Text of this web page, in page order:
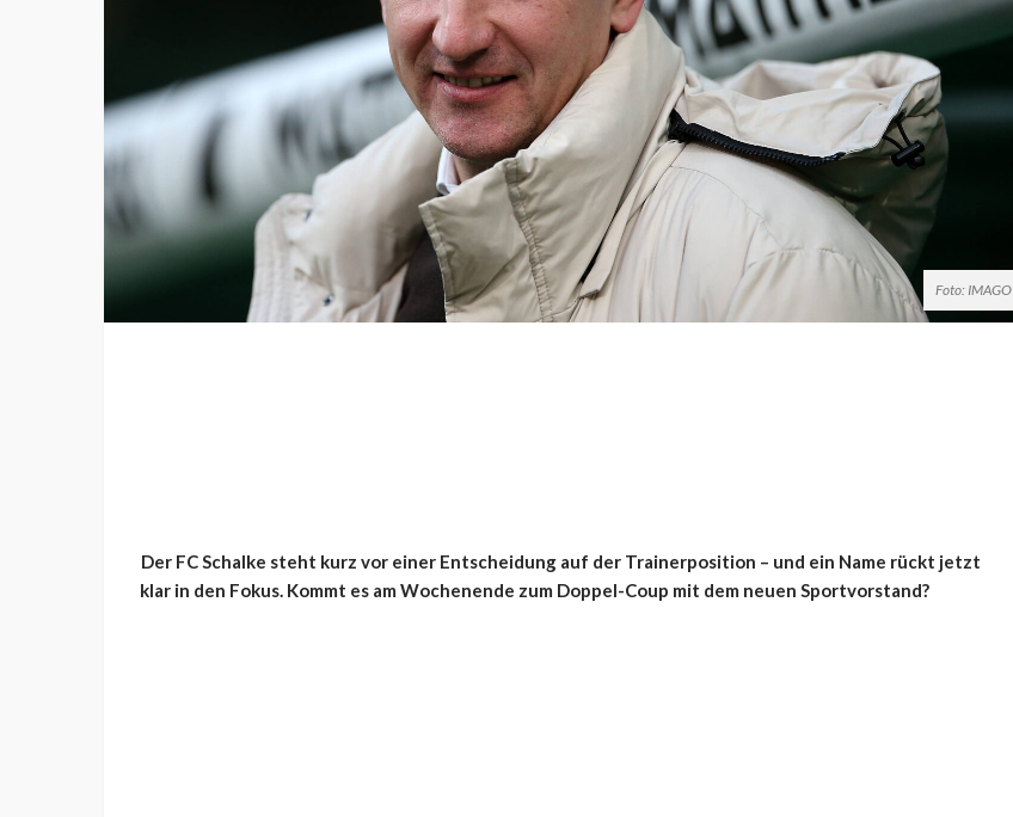
Foto: IMAGO
Der FC Schalke steht kurz vor einer Entscheidung auf der Trainerposition – und ein Name rückt jetzt
klar in den Fokus. Kommt es am Wochenende zum Doppel-Coup mit dem neuen Sportvorstand?